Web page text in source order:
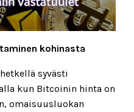
kohinasta
syvästi
kun Bitcoinin hinta on
omaisuusluokan